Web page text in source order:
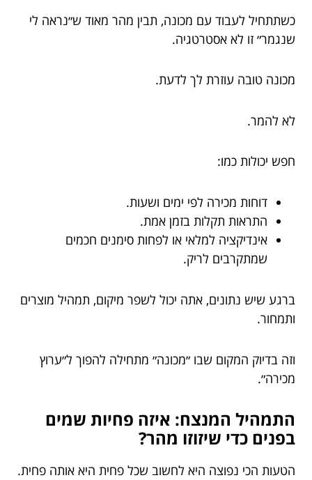
כשתתחיל לעבוד עם מכונה, תבין מהר מאוד ש״נראה לי
שנגמר״ זו לא אסטרטגיה.
מכונה טובה עוזרת לך לדעת.
לא להמר.
חפש יכולות כמו:
דוחות מכירה לפי ימים ושעות.
התראות תקלות בזמן אמת.
אינדיקציה למלאי או לפחות סימנים חכמים
שמתקרבים לריק.
ברגע שיש נתונים, אתה יכול לשפר מיקום, תמהיל מוצרים
ותמחור.
וזה בדיוק המקום שבו ״מכונה״ מתחילה להפוך ל״ערוץ
מכירה״.
התמהיל המנצח: איזה פחיות שמים
בפנים כדי שיזוזו מהר?
הטעות הכי נפוצה היא לחשוב שכל פחית היא אותה פחית.